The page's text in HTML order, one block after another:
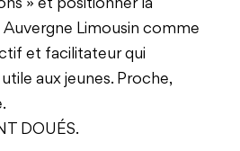
Auvergne Limousin comme
et facilitateur qui
aux jeunes. Proche,
DOUÉS.